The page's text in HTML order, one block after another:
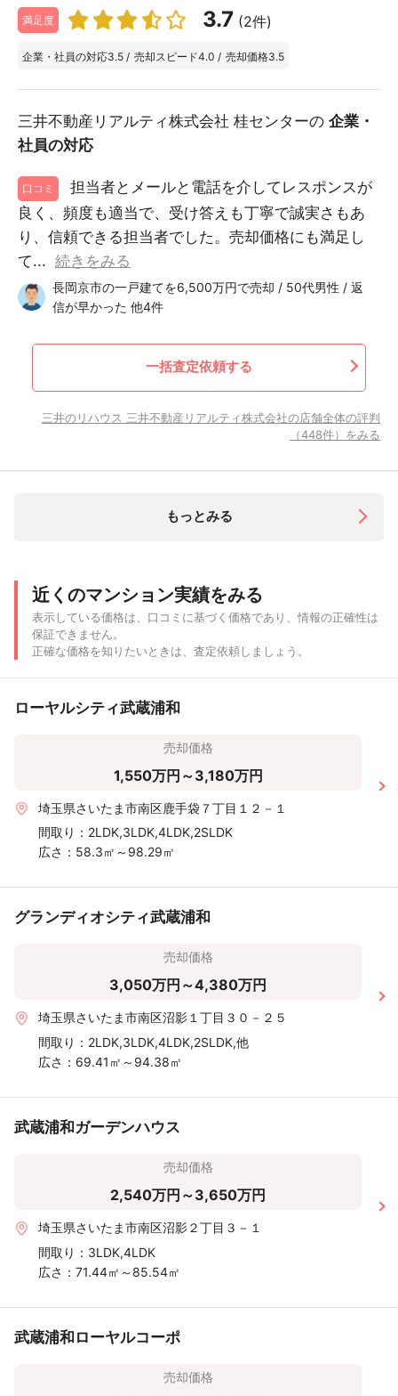
満足度 3.7 (2件)
企業・社員の対応3.5 / 売却スピード4.0 / 売却価格3.5
三井不動産リアルティ株式会社 桂センターの 企業・
社員の対応
口コミ
担当者とメールと電話を介してレスポンスが
良く、頻度も適当で、受け答えも丁寧で誠実さもあ
り、信頼できる担当者でした。売却価格にも満足し
て... 続きをみる
長岡京市の一戸建てを6,500万円で売却 / 50代男性 / 返
信が早かった 他4件
一括査定依頼する
三井のリハウス 三井不動産リアルティ株式会社の店舗全体の評判
（448件）をみる
もっとみる
近くのマンション実績をみる
表示している価格は、口コミに基づく価格であり、情報の正確性は
保証できません。
正確な価格を知りたいときは、査定依頼しましょう。
ローヤルシティ武蔵浦和
売却価格
1,550万円～3,180万円
埼玉県さいたま市南区鹿手袋７丁目１２－１
間取り： 2LDK,3LDK,4LDK,2SLDK
広さ： 58.3㎡～98.29㎡
グランディオシティ武蔵浦和
売却価格
3,050万円～4,380万円
埼玉県さいたま市南区沼影１丁目３０－２５
間取り： 2LDK,3LDK,4LDK,2SLDK,他
広さ： 69.41㎡～94.38㎡
武蔵浦和ガーデンハウス
売却価格
2,540万円～3,650万円
埼玉県さいたま市南区沼影２丁目３－１
間取り： 3LDK,4LDK
広さ： 71.44㎡～85.54㎡
武蔵浦和ローヤルコーポ
売却価格